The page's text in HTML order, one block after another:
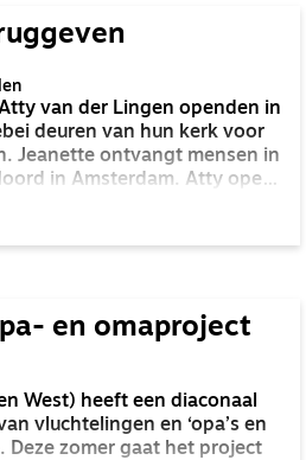
van der Lingen openden in
deuren van hun kerk voor
Jeanette ontvangt mensen in
in Amsterdam. Atty opent
in Kampen voor
bouwen zij vertrouwen
te bieden voor de
en omaproject
West) heeft een diaconaal
vluchtelingen en ‘opa’s en
Deze zomer gaat het project